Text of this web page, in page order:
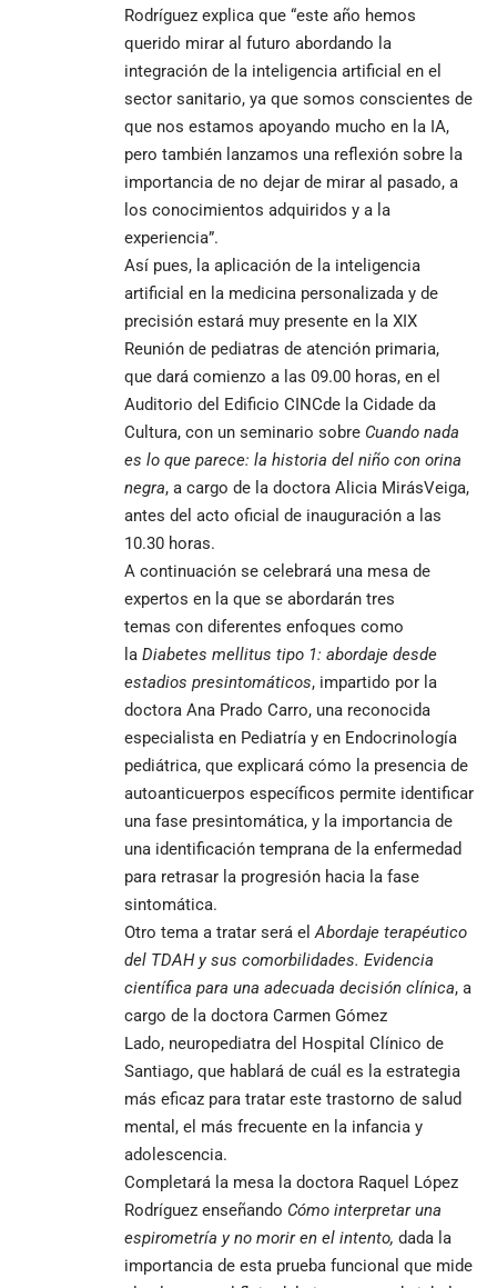
Rodríguez explica que “este año hemos
querido mirar al futuro abordando la
integración de la inteligencia artificial en el
sector sanitario, ya que somos conscientes de
que nos estamos apoyando mucho en la IA,
pero también lanzamos una reflexión sobre la
importancia de no dejar de mirar al pasado, a
los conocimientos adquiridos y a la
experiencia”.
Así pues, la aplicación de la inteligencia
artificial en la medicina personalizada y de
precisión estará muy presente en la XIX
Reunión de pediatras de atención primaria,
que dará comienzo a las 09.00 horas, en el
Auditorio del Edificio CINCde la Cidade da
Cultura, con un seminario sobre Cuando nada
es lo que parece: la historia del niño con orina
negra, a cargo de la doctora Alicia MirásVeiga,
antes del acto oficial de inauguración a las
10.30 horas.
A continuación se celebrará una mesa de
expertos en la que se abordarán tres
temas con diferentes enfoques como
la Diabetes mellitus tipo 1: abordaje desde
estadios presintomáticos, impartido por la
doctora Ana Prado Carro, una reconocida
especialista en Pediatría y en Endocrinología
pediátrica, que explicará cómo la presencia de
autoanticuerpos específicos permite identificar
una fase presintomática, y la importancia de
una identificación temprana de la enfermedad
para retrasar la progresión hacia la fase
sintomática.
Otro tema a tratar será el Abordaje terapéutico
del TDAH y sus comorbilidades. Evidencia
científica para una adecuada decisión clínica, a
cargo de la doctora Carmen Gómez
Lado, neuropediatra del Hospital Clínico de
Santiago, que hablará de cuál es la estrategia
más eficaz para tratar este trastorno de salud
mental, el más frecuente en la infancia y
adolescencia.
Completará la mesa la doctora Raquel López
Rodríguez enseñando Cómo interpretar una
espirometría y no morir en el intento, dada la
importancia de esta prueba funcional que mide